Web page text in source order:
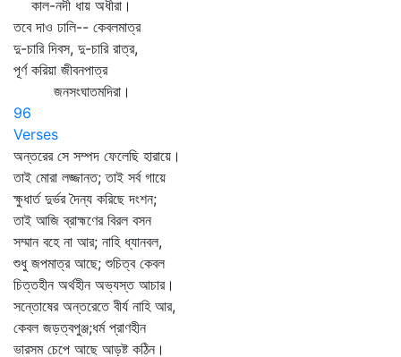
কাল-নদী ধায় অধীরা।
তবে দাও ঢালি-- কেবলমাত্র
দু-চারি দিবস, দু-চারি রাত্র,
পূর্ণ করিয়া জীবনপাত্র
জনসংঘাতমদিরা।
96
Verses
অন্তরের সে সম্পদ ফেলেছি হারায়ে।
তাই মোরা লজ্জানত; তাই সর্ব গায়ে
ক্ষুধার্ত দুর্ভর দৈন্য করিছে দংশন;
তাই আজি ব্রাহ্মণের বিরল বসন
সম্মান বহে না আর; নাহি ধ্যানবল,
শুধু জপমাত্র আছে; শুচিত্ব কেবল
চিত্তহীন অর্থহীন অভ্যস্ত আচার।
সন্তোষের অন্তরেতে বীর্য নাহি আর,
কেবল জড়ত্বপুঞ্জ;ধর্ম প্রাণহীন
ভারসম চেপে আছে আড়ষ্ট কঠিন।